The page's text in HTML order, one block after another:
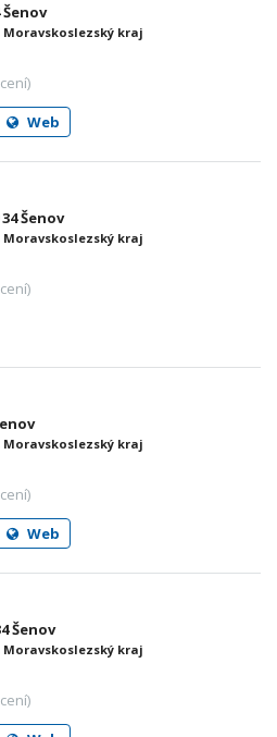
Šenov
kraj
Web
Šenov
kraj
kraj
Web
Šenov
kraj